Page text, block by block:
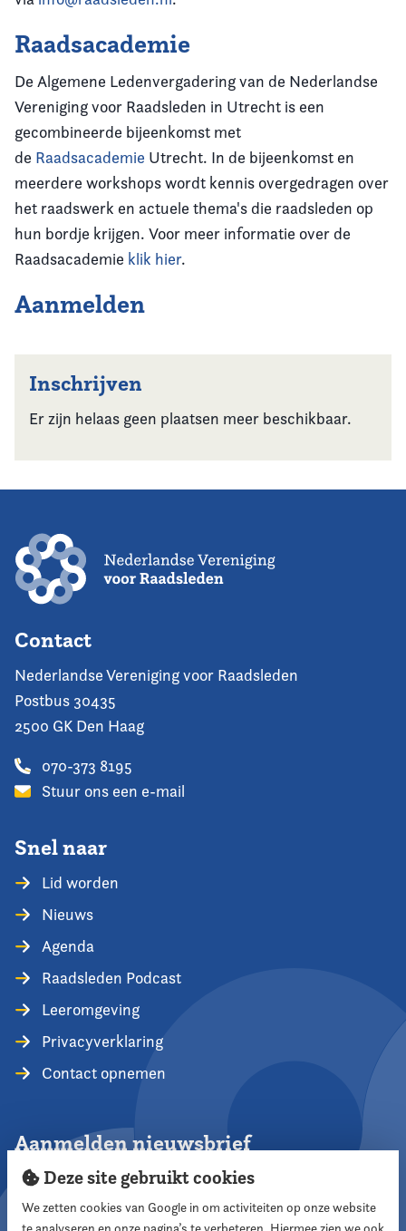
Raadsacademie
De Algemene Ledenvergadering van de Nederlandse
Vereniging voor Raadsleden in Utrecht is een
gecombineerde bijeenkomst met
de Raadsacademie Utrecht. In de bijeenkomst en
meerdere workshops wordt kennis overgedragen over
het raadswerk en actuele thema's die raadsleden op
hun bordje krijgen. Voor meer informatie over de
Raadsacademie klik hier.
Aanmelden
Inschrijven
Er zijn helaas geen plaatsen meer beschikbaar.
Contact
Nederlandse Vereniging voor Raadsleden
Postbus 30435
2500 GK Den Haag
070-373 8195
Stuur ons een e-mail
Snel naar
Lid worden
Nieuws
Agenda
Raadsleden Podcast
Leeromgeving
Privacyverklaring
Contact opnemen
Aanmelden nieuwsbrief
Deze site gebruikt cookies
We zetten cookies van Google in om activiteiten op onze website